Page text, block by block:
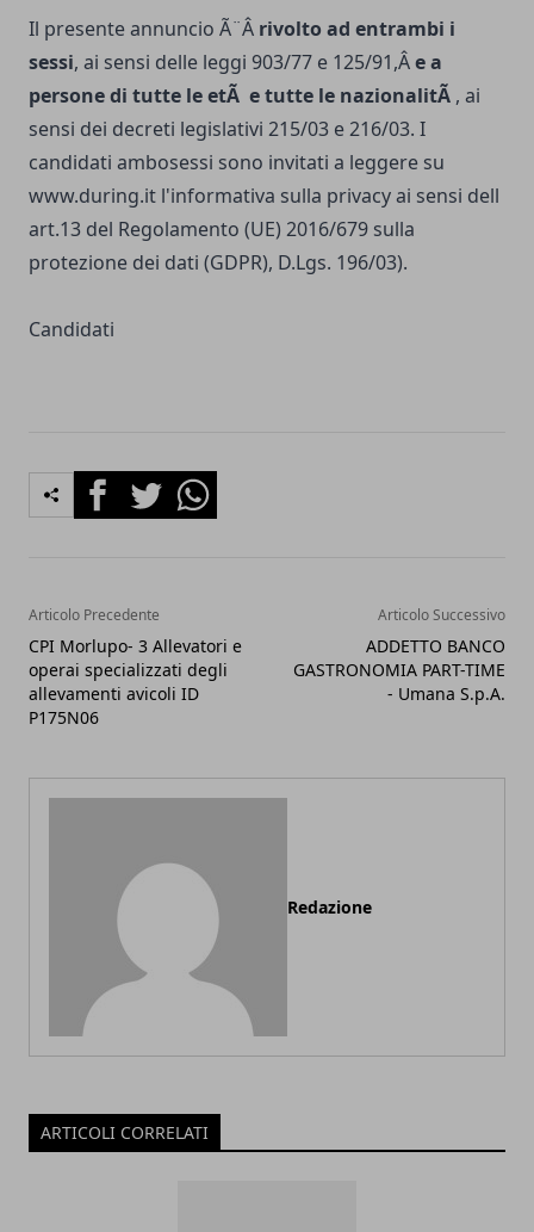
Il presente annuncio Ã¨Â rivolto ad entrambi i
sessi, ai sensi delle leggi 903/77 e 125/91,Âe a
persone di tutte le etÃ e tutte le nazionalitÃ , ai
sensi dei decreti legislativi 215/03 e 216/03. I
candidati ambosessi sono invitati a leggere su
www.during.it l'informativa sulla privacy ai sensi dell
art.13 del Regolamento (UE) 2016/679 sulla
protezione dei dati (GDPR), D.Lgs. 196/03).
Candidati
FacebookTwitterWhatsapp
Articolo Precedente
CPI Morlupo- 3 Allevatori e
operai specializzati degli
allevamenti avicoli ID
P175N06
Articolo Successivo
ADDETTO BANCO
GASTRONOMIA PART-TIME
- Umana S.p.A.
Redazione
ARTICOLI CORRELATI